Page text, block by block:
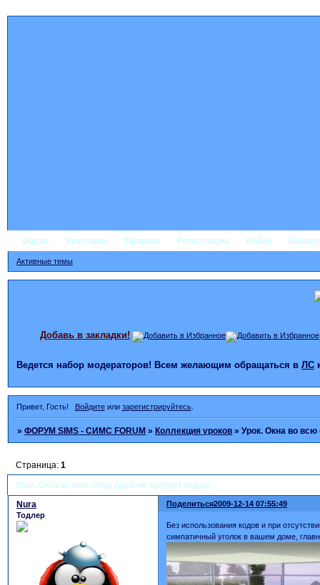
Форум Участники Правила Регистрация Войти
Активные темы
Добавь в закладки!
Ведется набор модераторов! Всем желающим обращаться в ЛС
Привет, Гость! Войдитеили зарегистрируйтесь.
»ФОРУМ SIMS - СИМС FORUM »Коллекция уроков »Урок. Окна во всю
Урок. Окна во всю стену (урок не требует кодов)
Страница:1
Поделиться2009-12-14 07:55:49
Nura
Тодлер
Без использования кодов и при
симпатичный уголок в вашем доме,